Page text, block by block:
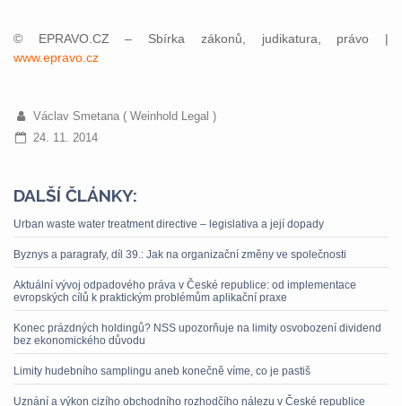
© EPRAVO.CZ – Sbírka zákonů, judikatura, právo |
www.epravo.cz
Václav Smetana ( Weinhold Legal )
24. 11. 2014
DALŠÍ ČLÁNKY:
Urban waste water treatment directive – legislativa a její dopady
Byznys a paragrafy, díl 39.: Jak na organizační změny ve společnosti
Aktuální vývoj odpadového práva v České republice: od implementace
evropských cílů k praktickým problémům aplikační praxe
Konec prázdných holdingů? NSS upozorňuje na limity osvobození dividend
bez ekonomického důvodu
Limity hudebního samplingu aneb konečně víme, co je pastiš
Uznání a výkon cizího obchodního rozhodčího nálezu v České republice